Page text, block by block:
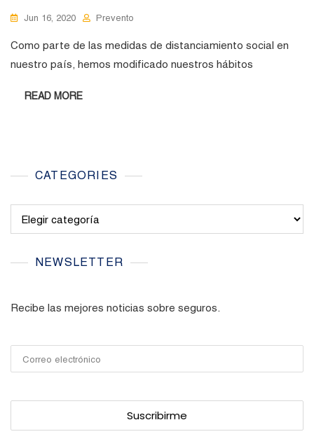
Jun 16, 2020 Prevento
Como parte de las medidas de distanciamiento social en
nuestro país, hemos modificado nuestros hábitos
READ MORE
CATEGORIES
NEWSLETTER
Recibe las mejores noticias sobre seguros.